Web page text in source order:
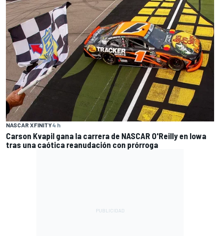
NASCAR XFINITY4 h
Carson Kvapil gana la carrera de NASCAR O'Reilly en Iowa
tras una caótica reanudación con prórroga